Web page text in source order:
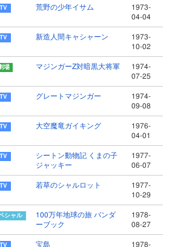
荒野の少年イサム
1973-
04-04
新造人間キャシャーン
1973-
10-02
マジンガーZ対暗黒大将軍
1974-
07-25
グレートマジンガー
1974-
09-08
大空魔竜ガイキング
1976-
04-01
シートン動物記 くまの子
ジャッキー
1977-
06-07
若草のシャルロット
1977-
10-29
100万年地球の旅 バンダ
ーブック
1978-
08-27
宝島 1978-